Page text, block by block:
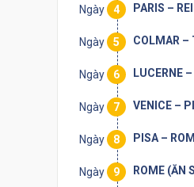
Ngày 4 PARIS –
Ngày 5 COLMAR –
Ngày 6 LUCERNE
Ngày 7 VENICE –
Ngày 8 PISA –
Ngày 9 ROME (ĂN